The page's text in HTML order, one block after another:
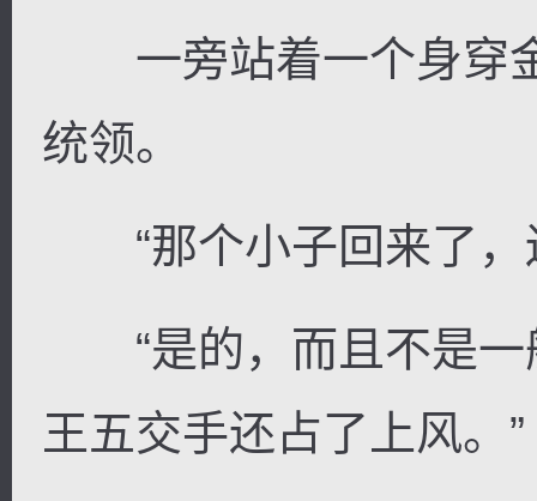
逐浪小说
一旁站着一个身穿
统领。
“那个小子回来了，
“是的，而且不是一
王五交手还占了上风。”